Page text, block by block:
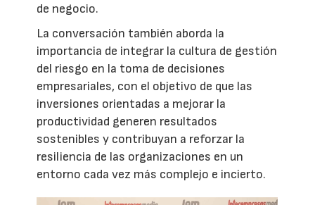
de negocio.
La conversación también aborda la
importancia de integrar la cultura de gestión
del riesgo en la toma de decisiones
empresariales, con el objetivo de que las
inversiones orientadas a mejorar la
productividad generen resultados
sostenibles y contribuyan a reforzar la
resiliencia de las organizaciones en un
entorno cada vez más complejo e incierto.